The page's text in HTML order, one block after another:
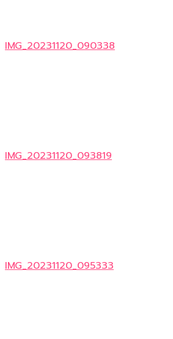
IMG_20231120_090338
IMG_20231120_093819
IMG_20231120_095333